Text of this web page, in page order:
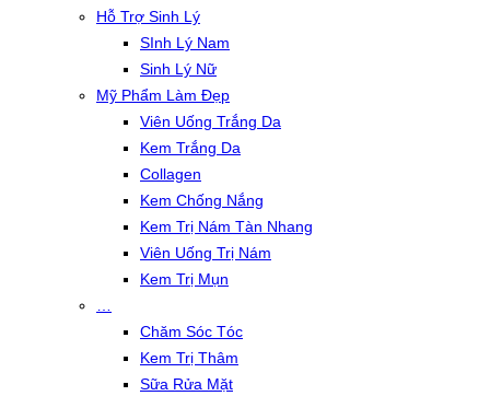
Hỗ Trợ Sinh Lý
SInh Lý Nam
Sinh Lý Nữ
Mỹ Phẩm Làm Đẹp
Viên Uống Trắng Da
Kem Trắng Da
Collagen
Kem Chống Nắng
Kem Trị Nám Tàn Nhang
Viên Uống Trị Nám
Kem Trị Mụn
Chăm Sóc Tóc
Kem Trị Thâm
Sữa Rửa Mặt